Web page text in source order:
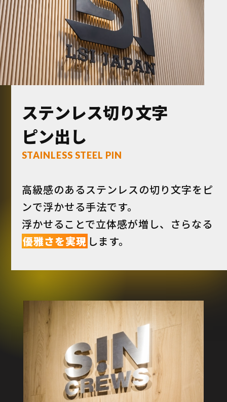
ステンレス切り文字
ピン出し
STAINLESS STEEL PIN
高級感のあるステンレスの切り文字をピ
ンで浮かせる手法です。
浮かせることで立体感が増し、さらなる
優雅さを実現 します。